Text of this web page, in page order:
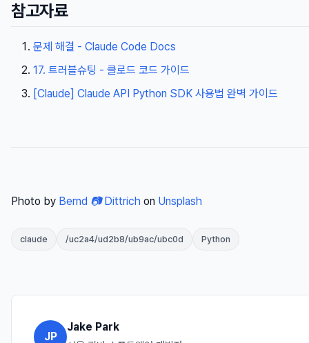
참고자료
문제 해결 - Claude Code Docs
17. 트러블슈팅 - 클로드 코드 가이드
[Claude] Claude API Python SDK 사용법 완벽 가이드
Photo by Bernd 📷 Dittrich on Unsplash
claude /uc2a4/ud2b8/ub9ac/ubc0d Python
JP
Jake Park